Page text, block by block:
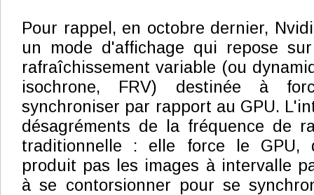
Pour rappel, en octobre dernier,
un mode d'affichage qui repose
rafraîchissement variable (ou
isochrone, FRV) destinée à
synchroniser par rapport au GPU.
désagréments de la fréquence de
traditionnelle : elle force le
produit pas les images à intervalle
à se contorsionner pour se